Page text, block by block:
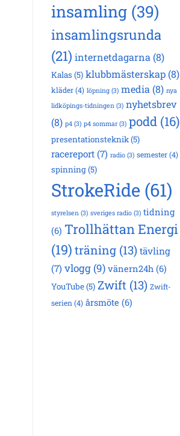
insamling(39)
insamlingsrunda
(21) internetdagarna(8)
Kalas (5) klubbmästerskap(8)
kläder(4) löpning(3) media(8) nya
lidköpings-tidningen(3) nyhetsbrev
(8) p4(3) p4 sommar(3) podd(16)
presentationsteknik(5)
racereport(7) radio(3) semester(4)
spinning(5)
StrokeRide (61)
styrelsen(3) sveriges radio(3) tidning
(6) Trollhättan Energi
(19) träning(13) tävling
(7) vlogg(9) vänern24h(6)
YouTube(5) Zwift(13) Zwift-
serien(4) årsmöte (6)